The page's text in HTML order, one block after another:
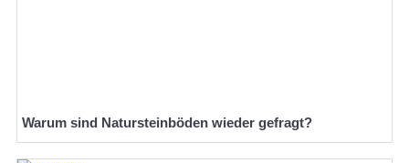
Warum sind Natursteinböden wieder gefragt?